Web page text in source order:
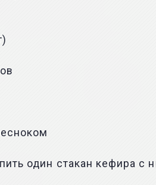
один стакан кефира с